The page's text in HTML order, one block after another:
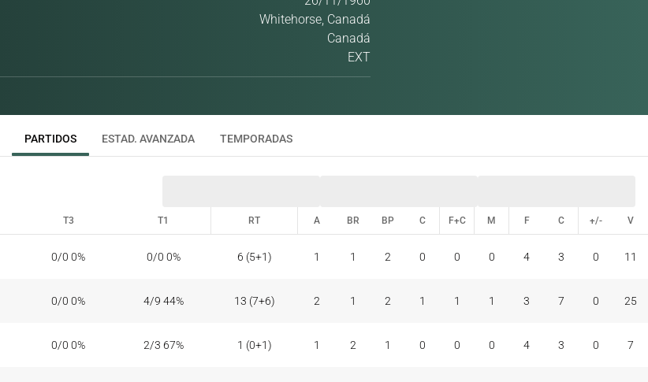
Whitehorse, Canadá
Canadá
EXT
PARTIDOS ESTAD. AVANZADA TEMPORADAS
T3 T1 RT A BR BP C F+C M F C +/- V
0/0 0% 0/0 0% 6 (5+1) 1 1 2 0 0 0 4 3 0 11
0/0 0% 4/9 44% 13 (7+6) 2 1 2 1 1 1 3 7 0 25
0/0 0% 2/3 67% 1 (0+1) 1 2 1 0 0 0 4 3 0 7